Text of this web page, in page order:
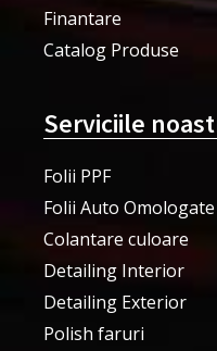
Finantare
Catalog Produse
Serviciile
Folii PPF
Folii Auto Omologate
Colantare culoare
Detailing Interior
Detailing Exterior
Polish faruri